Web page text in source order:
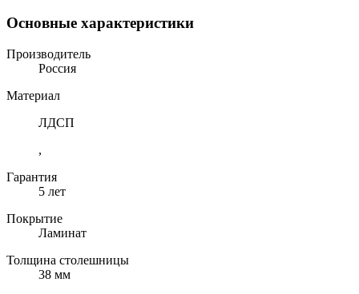
Основные характеристики
Производитель
Россия
Материал
ЛДСП
,
Гарантия
5 лет
Покрытие
Ламинат
Толщина столешницы
38 мм